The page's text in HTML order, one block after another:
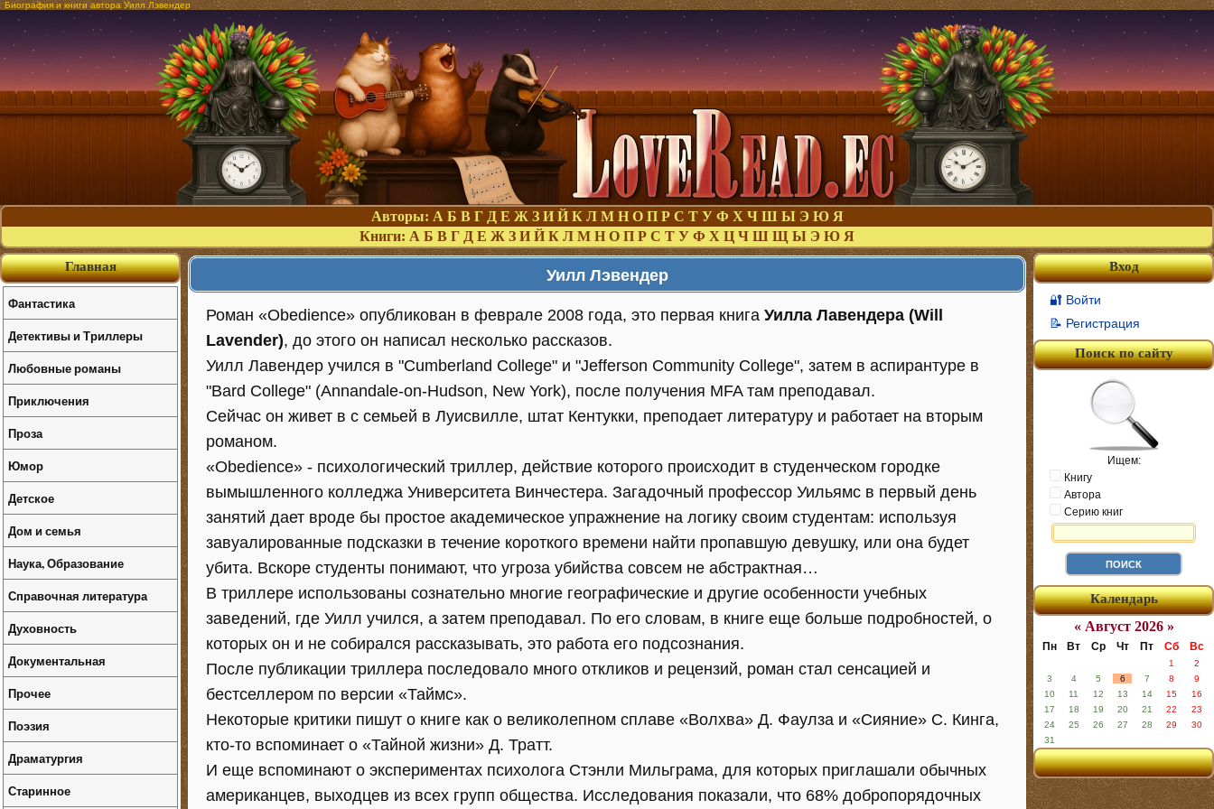
Биография и книги автора Уилл Лэвендер
Авторы: А Б В Г Д Е Ж З И Й К Л М Н О П Р С Т У Ф Х Ч Ш Ы Э Ю Я
Книги: А Б В Г Д Е Ж З И Й К Л М Н О П Р С Т У Ф Х Ц Ч Ш Щ Ы Э Ю Я
Уилл Лэвендер
Роман «Obedience» опубликован в феврале 2008 года, это первая книга Уилла Лавендера (Will
Lavender), до этого он написал несколько рассказов.
Уилл Лавендер учился в "Cumberland College" и "Jefferson Community College", затем в аспирантуре в
"Bard College" (Annandale-on-Hudson, New York), после получения MFA там преподавал.
Сейчас он живет в с семьей в Луисвилле, штат Кентукки, преподает литературу и работает на вторым
романом.
«Obedience» - психологический триллер, действие которого происходит в студенческом городке
вымышленного колледжа Университета Винчестера. Загадочный профессор Уильямс в первый день
занятий дает вроде бы простое академическое упражнение на логику своим студентам: используя
завуалированные подсказки в течение короткого времени найти пропавшую девушку, или она будет
убита. Вскоре студенты понимают, что угроза убийства совсем не абстрактная…
В триллере использованы сознательно многие географические и другие особенности учебных
заведений, где Уилл учился, а затем преподавал. По его словам, в книге еще больше подробностей, о
которых он и не собирался рассказывать, это работа его подсознания.
После публикации триллера последовало много откликов и рецензий, роман стал сенсацией и
бестселлером по версии «Таймс».
Некоторые критики пишут о книге как о великолепном сплаве «Волхва» Д. Фаулза и «Сияние» С. Кинга,
кто-то вспоминает о «Тайной жизни» Д. Тратт.
И еще вспоминают о экспериментах психолога Стэнли Мильграма, для которых приглашали обычных
американцев, выходцев из всех групп общества. Исследования показали, что 68% добропорядочных
Вход
🔐 Войти
📝 Регистрация
Поиск по сайту
Ищем:
Книгу
Автора
Серию книг
Календарь
« Август 2026 »
Пн Вт Ср Чт Пт Сб Вс
1
2
3
4 5 6 7 8
9
10
11 12 13 14 15
16
17
18 19 20 21 22
23
24
25 26 27 28 29
30
31
Главная
Фантастика
Детективы и Триллеры
Любовные романы
Приключения
Проза
Юмор
Детское
Дом и семья
Наука, Образование
Справочная литература
Духовность
Документальная
Прочее
Поэзия
Драматургия
Старинное